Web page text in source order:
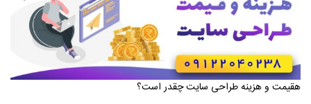
هقیمت و هزینه طراحی سایت چقدر است؟